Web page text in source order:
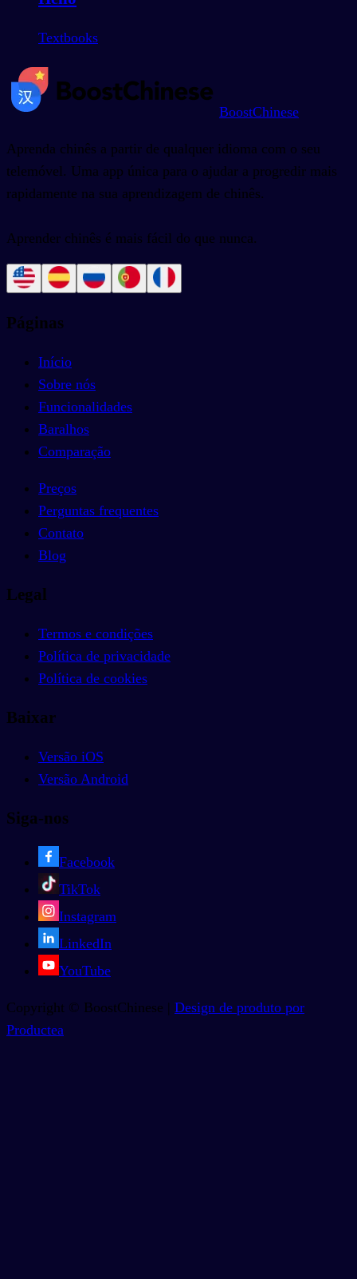
Textbooks
BoostChinese
Aprenda chinês a partir de qualquer idioma com o seu
telemóvel. Uma app única para o ajudar a progredir mais
rapidamente na sua aprendizagem de chinês.
Aprender chinês é mais fácil do que nunca.
Páginas
Início
Sobre nós
Funcionalidades
Baralhos
Comparação
Preços
Perguntas frequentes
Contato
Blog
Legal
Termos e condições
Política de privacidade
Política de cookies
Baixar
Versão iOS
Versão Android
Siga-nos
Facebook
TikTok
Instagram
LinkedIn
YouTube
Copyright © BoostChinese | Design de produto por
Productea